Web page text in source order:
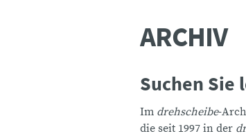
ARCHIV
Suchen Sie
Im drehscheibe-
die seit 1997 in der